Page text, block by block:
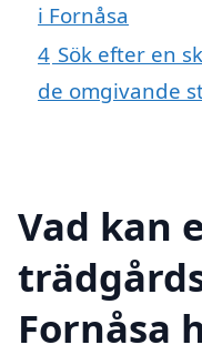
i Fornåsa
4 Sök efter en
de omgivande
Vad kan
Fornåsa